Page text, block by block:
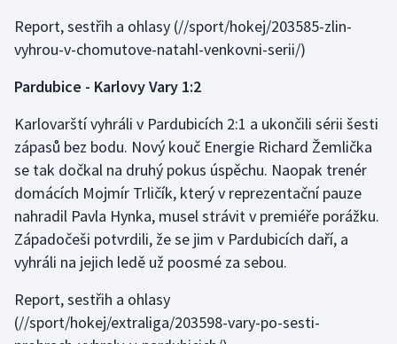
Plavání
Ragby
Rychlobruslení
Rychlostní kanoistika
Short track
Sportovní střelba
Report, sestřih a ohlasy (//sport/hokej/203585-zlin-
vyhrou-v-chomutove-natahl-venkovni-serii/)
Pardubice - Karlovy Vary 1:2
Karlovarští vyhráli v Pardubicích 2:1 a ukončili sérii šesti
zápasů bez bodu. Nový kouč Energie Richard Žemlička
se tak dočkal na druhý pokus úspěchu. Naopak trenér
domácích Mojmír Trličík, který v reprezentační pauze
nahradil Pavla Hynka, musel strávit v premiéře porážku.
Západočeši potvrdili, že se jim v Pardubicích daří, a
vyhráli na jejich ledě už poosmé za sebou.
Report, sestřih a ohlasy
(//sport/hokej/extraliga/203598-vary-po-sesti-